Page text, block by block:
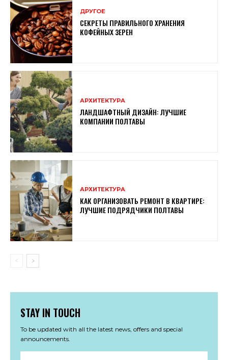
ДРУГОЕ
СЕКРЕТЫ ПРАВИЛЬНОГО ХРАНЕНИЯ
КОФЕЙНЫХ ЗЕРЕН
АРХИТЕКТУРА
ЛАНДШАФТНЫЙ ДИЗАЙН: ЛУЧШИЕ
КОМПАНИИ ПОЛТАВЫ
АРХИТЕКТУРА
КАК ОРГАНИЗОВАТЬ РЕМОНТ В КВАРТИРЕ:
ЛУЧШИЕ ПОДРЯДЧИКИ ПОЛТАВЫ
STAY IN TOUCH
To be updated with all the latest news, offers and special
announcements.